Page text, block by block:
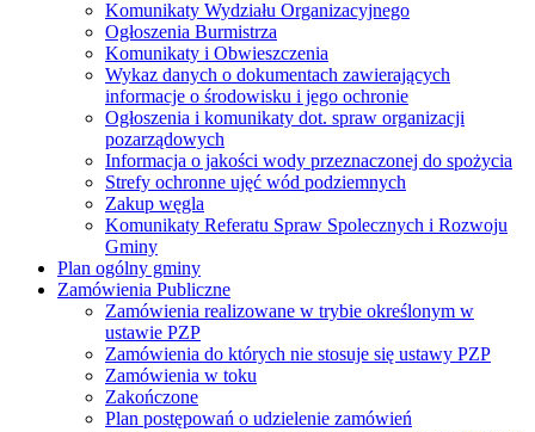
Komunikaty Wydziału Organizacyjnego
Ogłoszenia Burmistrza
Komunikaty i Obwieszczenia
Wykaz danych o dokumentach zawierających
informacje o środowisku i jego ochronie
Ogłoszenia i komunikaty dot. spraw organizacji
pozarządowych
Informacja o jakości wody przeznaczonej do spożycia
Strefy ochronne ujęć wód podziemnych
Zakup węgla
Komunikaty Referatu Spraw Spolecznych i Rozwoju
Gminy
Plan ogólny gminy
Zamówienia Publiczne
Zamówienia realizowane w trybie określonym w
ustawie PZP
Zamówienia do których nie stosuje się ustawy PZP
Zamówienia w toku
Zakończone
Plan postępowań o udzielenie zamówień